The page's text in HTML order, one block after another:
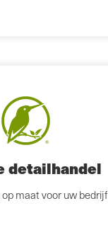
detailhandel
maat voor uw bedrijf